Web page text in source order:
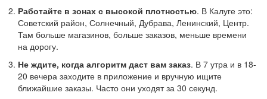
Работайте в зонах с высокой плотностью. В Калуге это:
Советский район, Солнечный, Дубрава, Ленинский, Центр.
Там больше магазинов, больше заказов, меньше времени
на дорогу.
Не ждите, когда алгоритм даст вам заказ. В 7 утра и в 18-
20 вечера заходите в приложение и вручную ищите
ближайшие заказы. Часто они уходят за 30 секунд.